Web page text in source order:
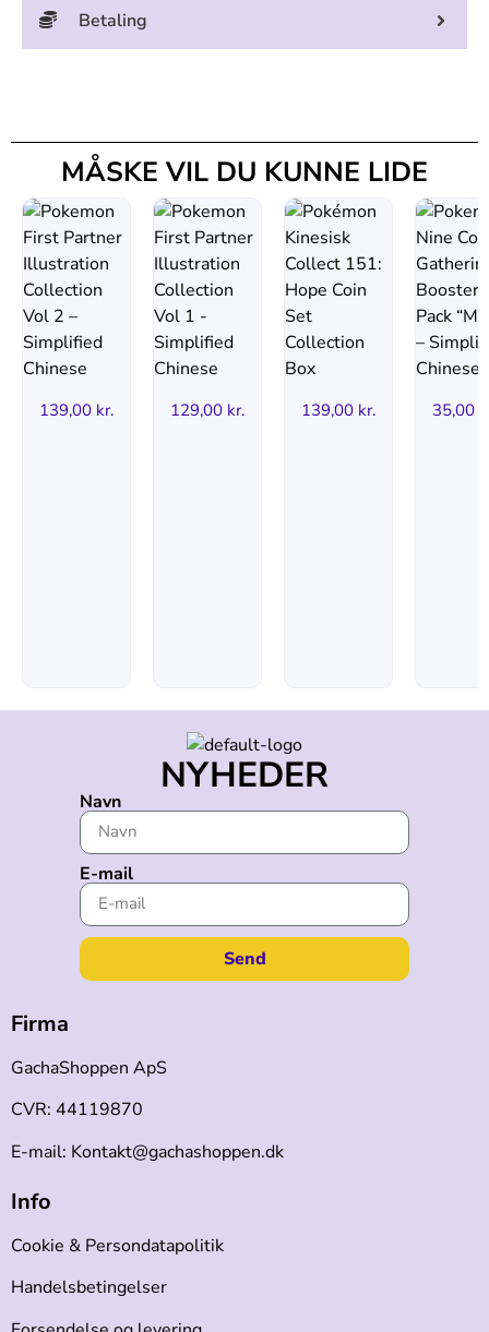
Betaling
MÅSKE VIL DU KUNNE LIDE
139,00 kr. 129,00 kr. 139,00 kr. 35,00
NYHEDER
Navn
E-mail
Send
Firma
GachaShoppen ApS
CVR: 44119870
E-mail: Kontakt@gachashoppen.dk
Info
Cookie & Persondatapolitik
Handelsbetingelser